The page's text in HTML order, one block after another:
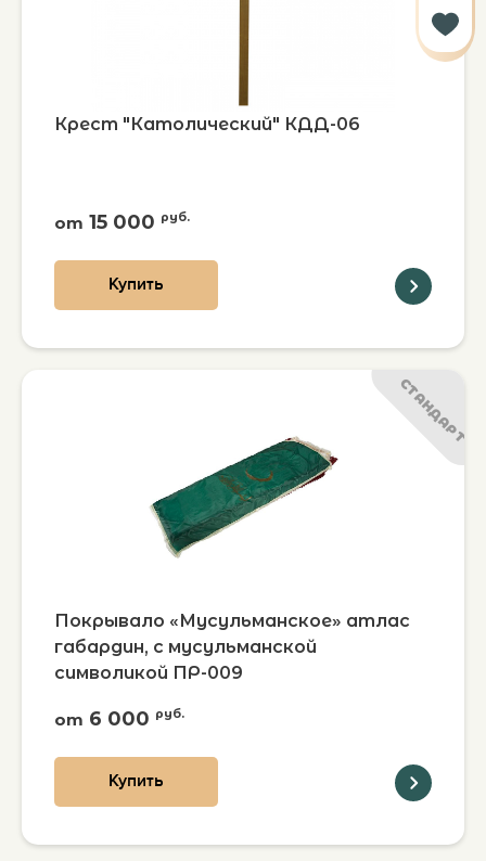
Крест "Католический" КДД-06
от 15 000 руб.
Купить
СТАНДАРТ
Покрывало «Мусульманское» атлас
габардин, с мусульманской
символикой ПР-009
от 6 000 руб.
Купить